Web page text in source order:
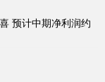
预计中期净利润约